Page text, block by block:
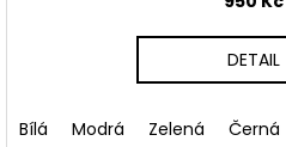
Mandlová
DETAIL
Bílá Modrá Zelená Černá